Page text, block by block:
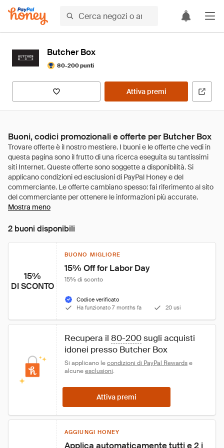
Butcher Box
80-200 punti
Attiva premi
Buoni, codici promozionali e offerte per Butcher Box
Mostra meno
2 buoni disponibili
15%
DI SCONTO
BUONO MIGLIORE
15% Off for Labor Day
15% di sconto
Codice verificato
Ha funzionato 7 months fa
20 usi
Recupera il 80-200 sugli acquisti
idonei presso Butcher Box
Si applicano le condizioni di PayPal Rewards e
alcune esclusioni.
Attiva premi
AGGIUNGI HONEY
Applica automaticamente tutti e 2 i